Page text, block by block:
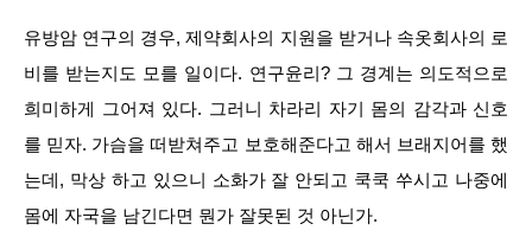
유방암 연구의 경우, 제약회사의 지원을 받거나 속옷회사의 로
비를 받는지도 모를 일이다. 연구윤리? 그 경계는 의도적으로
희미하게 그어져 있다. 그러니 차라리 자기 몸의 감각과 신호
를 믿자. 가슴을 떠받쳐주고 보호해준다고 해서 브래지어를 했
는데, 막상 하고 있으니 소화가 잘 안되고 쿡쿡 쑤시고 나중에
몸에 자국을 남긴다면 뭔가 잘못된 것 아닌가.